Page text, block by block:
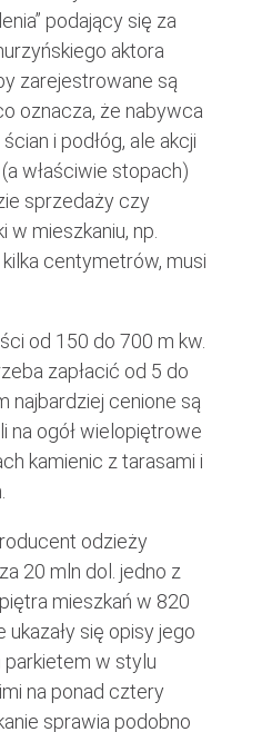
podający się za
aktora
zarejestrowane są
oznacza, że nabywca
i podłóg, ale akcji
właściwie stopach)
sprzedaży czy
w mieszkaniu, np.
centymetrów, musi
od 150 do 700 m kw.
zapłacić od 5 do
najbardziej cenione są
na ogół wielopiętrowe
kamienic z tarasami i
odzieży
20 mln dol. jedno z
mieszkań w 820
ukazały się opisy jego
parkietem w stylu
na ponad cztery
sprawia podobno